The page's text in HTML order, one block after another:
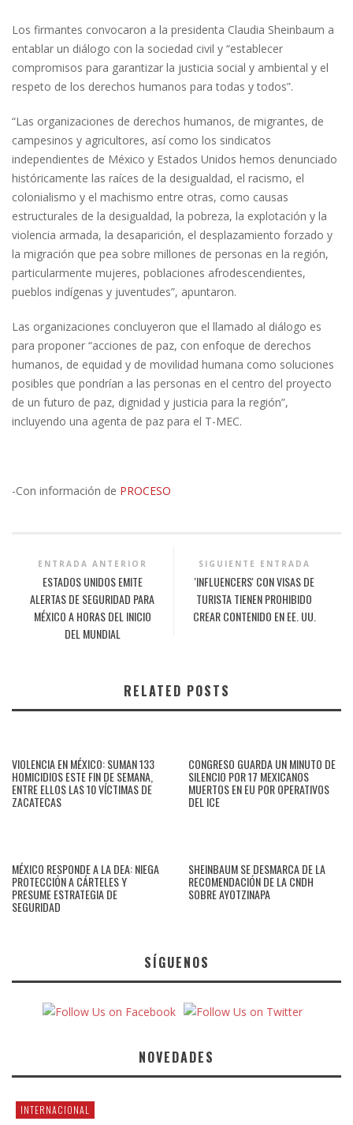
Los firmantes convocaron a la presidenta Claudia Sheinbaum a
entablar un diálogo con la sociedad civil y “establecer
compromisos para garantizar la justicia social y ambiental y el
respeto de los derechos humanos para todas y todos”.
“Las organizaciones de derechos humanos, de migrantes, de
campesinos y agricultores, así como los sindicatos
independientes de México y Estados Unidos hemos denunciado
históricamente las raíces de la desigualdad, el racismo, el
colonialismo y el machismo entre otras, como causas
estructurales de la desigualdad, la pobreza, la explotación y la
violencia armada, la desaparición, el desplazamiento forzado y
la migración que pea sobre millones de personas en la región,
particularmente mujeres, poblaciones afrodescendientes,
pueblos indígenas y juventudes”, apuntaron.
Las organizaciones concluyeron que el llamado al diálogo es
para proponer “acciones de paz, con enfoque de derechos
humanos, de equidad y de movilidad humana como soluciones
posibles que pondrían a las personas en el centro del proyecto
de un futuro de paz, dignidad y justicia para la región”,
incluyendo una agenta de paz para el T-MEC.
-Con información de PROCESO
ENTRADA ANTERIOR
ESTADOS UNIDOS EMITE
ALERTAS DE SEGURIDAD PARA
MÉXICO A HORAS DEL INICIO
DEL MUNDIAL
SIGUIENTE ENTRADA
'INFLUENCERS' CON VISAS DE
TURISTA TIENEN PROHIBIDO
CREAR CONTENIDO EN EE. UU.
RELATED POSTS
VIOLENCIA EN MÉXICO: SUMAN 133
HOMICIDIOS ESTE FIN DE SEMANA,
ENTRE ELLOS LAS 10 VÍCTIMAS DE
ZACATECAS
CONGRESO GUARDA UN MINUTO DE
SILENCIO POR 17 MEXICANOS
MUERTOS EN EU POR OPERATIVOS
DEL ICE
MÉXICO RESPONDE A LA DEA: NIEGA
PROTECCIÓN A CÁRTELES Y
PRESUME ESTRATEGIA DE
SEGURIDAD
SHEINBAUM SE DESMARCA DE LA
RECOMENDACIÓN DE LA CNDH
SOBRE AYOTZINAPA
SÍGUENOS
NOVEDADES
INTERNACIONAL